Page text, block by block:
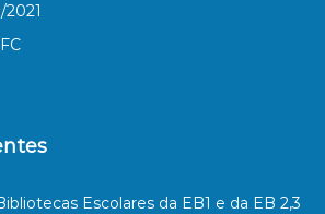
Escolares da EB1 e da EB 2,3